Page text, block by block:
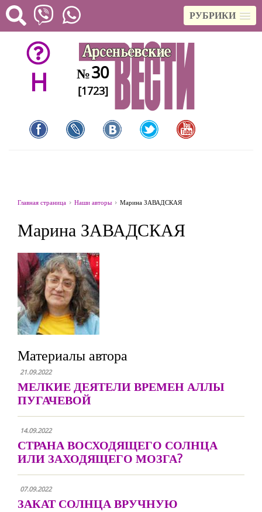
РУБРИКИ
H №30
[1723]
Главная страница Наши авторы Марина ЗАВАДСКАЯ
Марина ЗАВАДСКАЯ
Материалы автора
21.09.2022
МЕЛКИЕ ДЕЯТЕЛИ ВРЕМЕН АЛЛЫ
ПУГАЧЕВОЙ
14.09.2022
СТРАНА ВОСХОДЯЩЕГО СОЛНЦА
ИЛИ ЗАХОДЯЩЕГО МОЗГА?
07.09.2022
ЗАКАТ СОЛНЦА ВРУЧНУЮ